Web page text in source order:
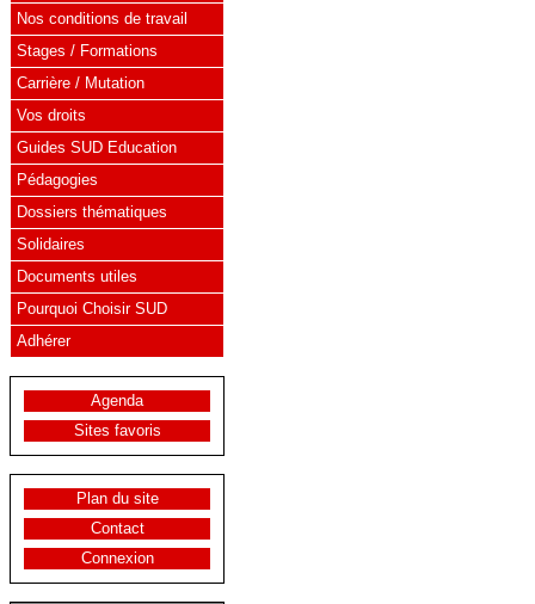
Nos conditions de travail
Stages / Formations
Carrière / Mutation
Vos droits
Guides SUD Education
Pédagogies
Dossiers thématiques
Solidaires
Documents utiles
Pourquoi Choisir SUD
Adhérer
Agenda
Sites favoris
Plan du site
Contact
Connexion